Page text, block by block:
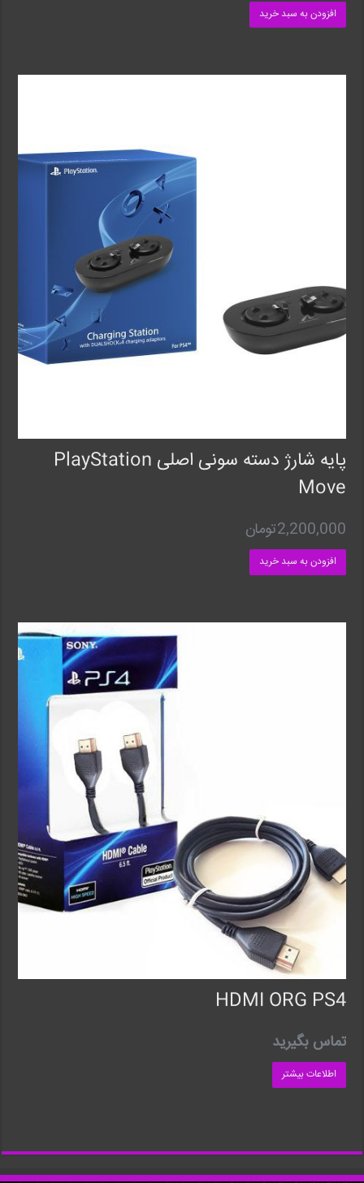
افزودن به سبد خرید
پایه شارژ دسته سونی اصلی PlayStation
Move
2,200,000تومان
افزودن به سبد خرید
HDMI ORG PS4
تماس بگیرید
اطلاعات بیشتر